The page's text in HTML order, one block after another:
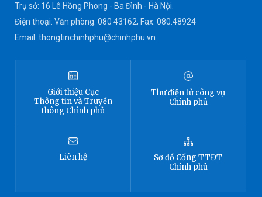
Trụ sở: 16 Lê Hồng Phong - Ba Đình - Hà Nội.
Điện thoại: Văn phòng: 080 43162; Fax: 080.48924
Email: thongtinchinhphu@chinhphu.vn
Giới thiệu Cục
Thông tinvà Truyền
thông Chính phủ
Thư điện tử công vụ
Chính phủ
Liên hệ Sơ đồ Cổng TTĐT
Chính phủ